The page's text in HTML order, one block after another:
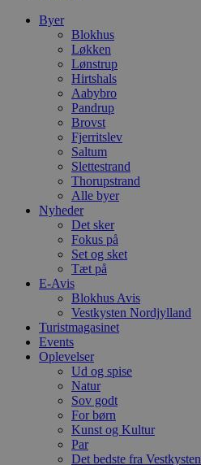
Byer
Blokhus
Løkken
Lønstrup
Hirtshals
Aabybro
Pandrup
Brovst
Fjerritslev
Saltum
Slettestrand
Thorupstrand
Alle byer
Nyheder
Det sker
Fokus på
Set og sket
Tæt på
E-Avis
Blokhus Avis
Vestkysten Nordjylland
Turistmagasinet
Events
Oplevelser
Ud og spise
Natur
Sov godt
For børn
Kunst og Kultur
Par
Det bedste fra Vestkysten